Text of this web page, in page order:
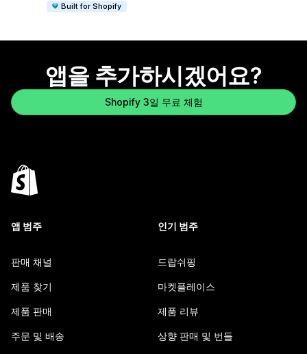
Built for Shopify
앱을 추가하시겠어요?
Shopify 3일 무료 체험
앱 범주
판매 채널
제품 찾기
제품 판매
주문 및 배송
인기 범주
드랍쉬핑
마켓플레이스
제품 리뷰
상향 판매 및 번들